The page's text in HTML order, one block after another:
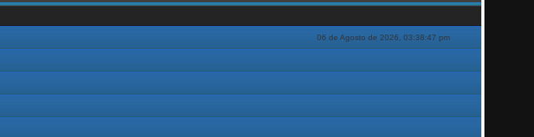
06 de Agosto de 2026, 03:38:47 pm